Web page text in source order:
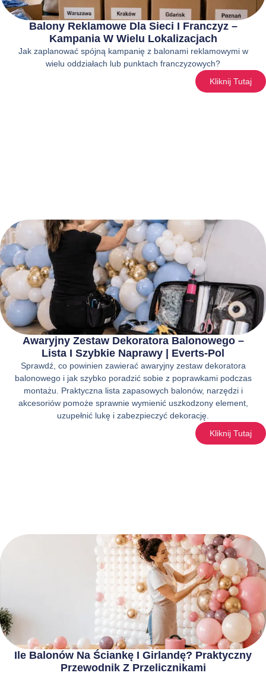
Balony Reklamowe Dla Sieci I Franczyz –
Kampania W Wielu Lokalizacjach
Jak zaplanować spójną kampanię z balonami reklamowymi w
wielu oddziałach lub punktach franczyzowych?
Kliknij Tutaj
Awaryjny Zestaw Dekoratora Balonowego –
Lista I Szybkie Naprawy | Everts-Pol
Sprawdź, co powinien zawierać awaryjny zestaw dekoratora
balonowego i jak szybko poradzić sobie z poprawkami podczas
montażu. Praktyczna lista zapasowych balonów, narzędzi i
akcesoriów pomoże sprawnie wymienić uszkodzony element,
uzupełnić lukę i zabezpieczyć dekorację.
Kliknij Tutaj
Ile Balonów Na Ściankę I Girlandę? Praktyczny
Przewodnik Z Przelicznikami